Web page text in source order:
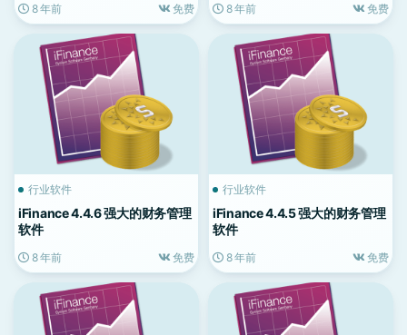
8 年前 免费 8 年前 免费
行业软件
iFinance 4.4.6 强大的财务管理
软件
8 年前 免费
行业软件
iFinance 4.4.5 强大的财务管理
软件
8 年前 免费